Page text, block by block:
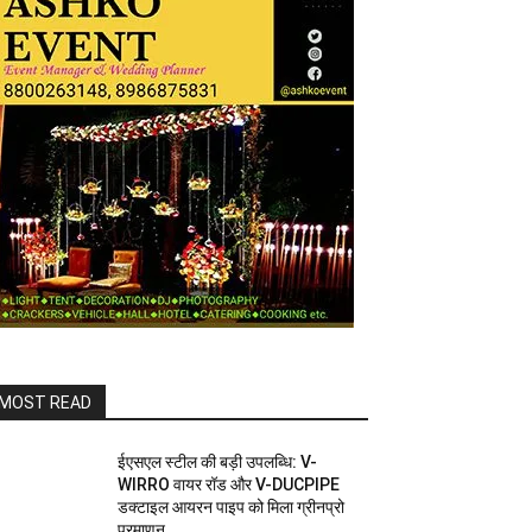
READ
ईएसएल स्टील की बड़ी उपलब्धि: V-
WIRRO वायर रॉड और V-DUCPIPE
डक्टाइल आयरन पाइप को मिला ग्रीनप्रो